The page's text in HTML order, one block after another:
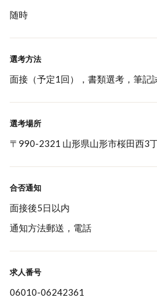
随時
選考方法
面接（予定1回），書類選考，筆記
選考場所
〒990-2321 山形県山形市桜田西3
合否通知
面接後5日以内
通知方法郵送，電話
求人番号
06010-06242361